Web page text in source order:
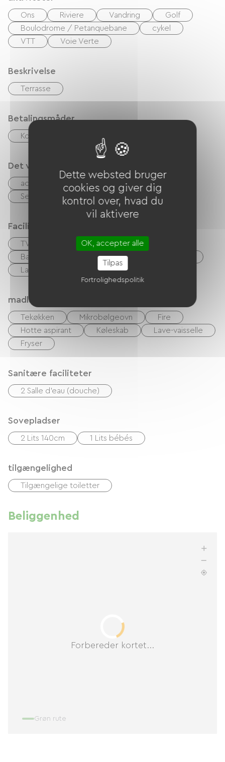
Ons Riviere Vandring
Golf
Boulodrome / Petanquebane
cykel
VTT
Voie Verte
Beskrivelse
Terrasse
Betalingsmåder
Kontanter
Det vi er gode til
accepterede dyr
Sengelinned og håndklæder inkluderet
Faciliteter
TV
Have Lounge
Baby udstyr
Hårtørrer
Lav linge
madlavning
Tekøkken Mikrobølgeovn
Fire
Hotte aspirant
Køleskab
Lave-vaisselle
Fryser
Sanitære faciliteter
2 Salle d'eau (douche)
Sovepladser
2 Lits 140cm 1 Lits bébés
tilgængelighed
Tilgængelige toiletter
Beliggenhed
Forbereder kortet...
Grøn rute
Dette websted bruger
cookies og giver dig
kontrol over, hvad du
vil aktivere
OK, accepter alle
Tilpas
Fortrolighedspolitik